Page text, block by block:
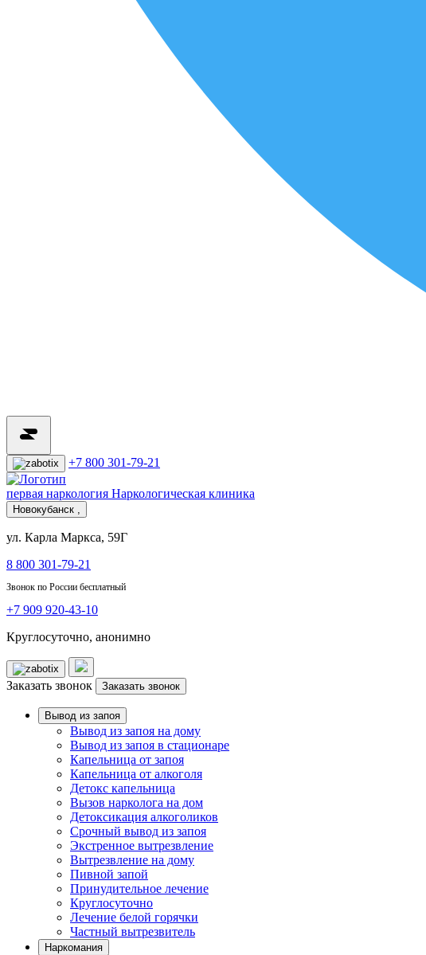
+7 800 301-79-21
первая наркология Наркологическая клиника
Новокубанск ,
ул. Карла Маркса, 59Г
8 800 301-79-21
Звонок по России бесплатный
+7 909 920-43-10
Круглосуточно, анонимно
Заказать звонок Заказать звонок
Вывод из запоя
Вывод из запоя на дому
Вывод из запоя в стационаре
Капельница от запоя
Капельница от алкоголя
Детокс капельница
Вызов нарколога на дом
Детоксикация алкоголиков
Срочный вывод из запоя
Экстренное вытрезвление
Вытрезвление на дому
Пивной запой
Принудительное лечение
Круглосуточно
Лечение белой горячки
Частный вытрезвитель
Наркомания